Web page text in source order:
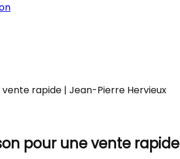
rapide | Jean-Pierre Hervieux
pour une vente rapide